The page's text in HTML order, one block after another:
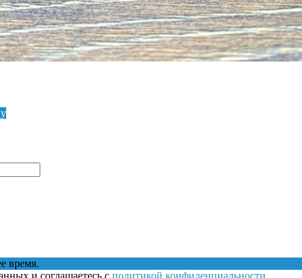
время.
и соглашаетесь с политикой конфиденциальности